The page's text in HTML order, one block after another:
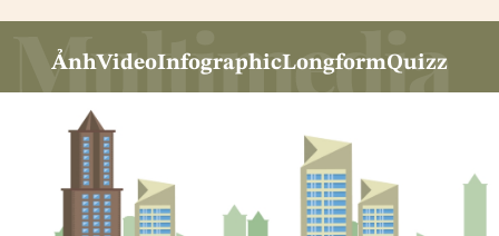
ẢnhVideoInfographicLongformQuizz